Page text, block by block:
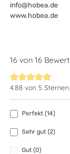
info@hobea.de
www.hobea.de
16 von 16
Durchschnittliche
4.88 von 5 Sternen
Perfekt (14)
Sehr gut (2)
Gut (0)